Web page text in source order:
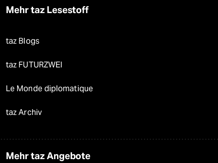
Mehr taz Lesestoff
taz Blogs
taz FUTURZWEI
Le Monde diplomatique
taz Archiv
Mehr taz Angebote